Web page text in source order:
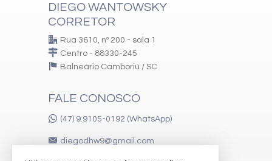
DIEGO WANTOWSKY
CORRETOR
Rua 3610, nº 200 - sala 1
Centro - 88330-245
Balneário Camboriú / SC
FALE CONOSCO
(47) 9.9105-0192 (WhatsApp)
diegodhw9@gmail.com